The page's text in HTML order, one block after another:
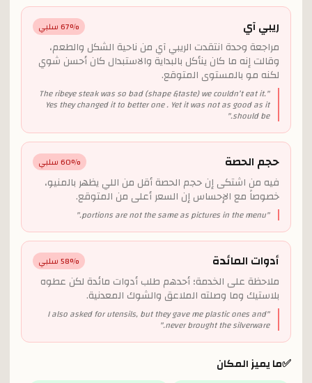
ريبي آي 67% سلبي
مراجعة وحدة انتقدت الريبي آي من ناحية الشكل والطعم،
وقالت إنه ما كان ينأكل بالبداية والاستبدال كان أحسن شوي
لكنه مو بالمستوى المتوقع.
"
The ribeye steak was so bad (shape &taste) we couldn’t eat it.
Yes they changed it to better one . Yet it was not as good as it
should be.
"
حجم الحصة 60% سلبي
فيه من اشتكى إن حجم الحصة أقل من اللي يظهر بالمنيو،
خصوصاً مع الإحساس إن السعر أعلى من المتوقع.
"
portions are not the same as pictures in the menu.
"
أدوات المائدة 58% سلبي
ملاحظة على الخدمة؛ أحدهم طلب أدوات مائدة لكن عطوه
بلاستيك وما وصلته الملاعق والشوك المعدنية.
"
I also asked for utensils, but they gave me plastic ones and
never brought the silverware.
"
✅ما يميز المكان